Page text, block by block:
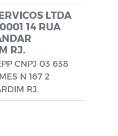
Educação
-
Saúde
LTDA
14 RUA
RJ.
CNPJ 03 638
N 167 2
RJ.